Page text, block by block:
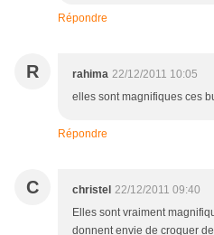
Répondre
R rahima 22/12/2011 10:05
elles sont magnifiques ces
Répondre
C christel 22/12/2011 09:40
Elles sont vraiment
donnent envie de croquer